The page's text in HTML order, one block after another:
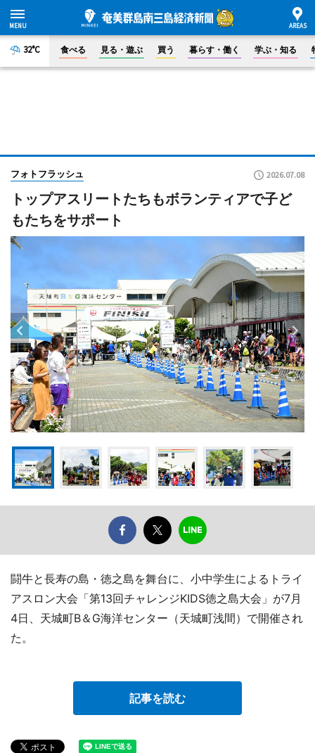
32°C 食べる 見る・遊ぶ 買う 暮らす・働く 学ぶ・知る
フォトフラッシュ 2026.07.08
トップアスリートたちもボランティアで子ど
もたちをサポート
闘牛と長寿の島・徳之島を舞台に、小中学生によるトライ
アスロン大会「第13回チャレンジKIDS徳之島大会」が7月
4日、天城町B＆G海洋センター（天城町浅間）で開催され
た。
記事を読む